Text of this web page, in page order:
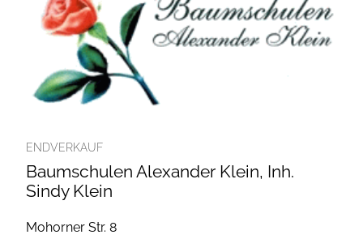
ENDVERKAUF
Baumschulen Alexander Klein, Inh.
Sindy Klein
Mohorner Str. 8